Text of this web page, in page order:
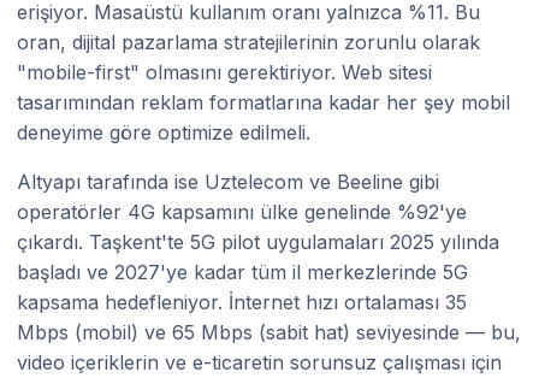
erişiyor. Masaüstü kullanım oranı yalnızca %11. Bu
oran, dijital pazarlama stratejilerinin zorunlu olarak
"mobile-first" olmasını gerektiriyor. Web sitesi
tasarımından reklam formatlarına kadar her şey mobil
deneyime göre optimize edilmeli.
Altyapı tarafında ise Uztelecom ve Beeline gibi
operatörler 4G kapsamını ülke genelinde %92'ye
çıkardı. Taşkent'te 5G pilot uygulamaları 2025 yılında
başladı ve 2027'ye kadar tüm il merkezlerinde 5G
kapsama hedefleniyor. İnternet hızı ortalaması 35
Mbps (mobil) ve 65 Mbps (sabit hat) seviyesinde — bu,
video içeriklerin ve e-ticaretin sorunsuz çalışması için